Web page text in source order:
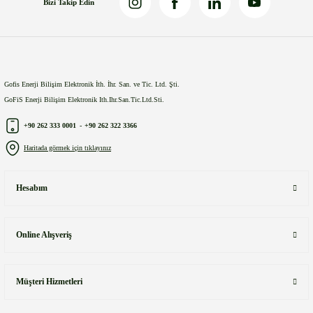
Bizi Takip Edin
Gofis Enerji Bilişim Elektronik İth. İhr. San. ve Tic. Ltd. Şti.
GoFiS Enerji Bilişim Elektronik Ith.Ihr.San.Tic.Ltd.Sti.
+90 262 333 0001 - +90 262 322 3366
Haritada görmek için tıklayınız
Hesabım
Online Alışveriş
Müşteri Hizmetleri